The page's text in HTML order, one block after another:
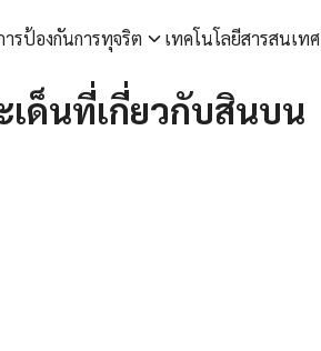
ารป้องกันการทุจริต เทคโนโลยีสารสนเทศ
เด็นที่เกี่ยวกับสินบน